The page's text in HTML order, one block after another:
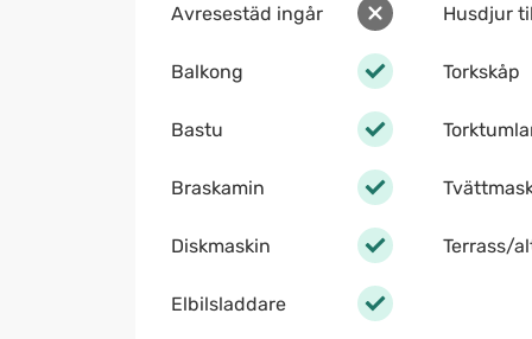
Avresestäd ingår
Balkong
Bastu
Braskamin
Diskmaskin
Elbilsladdare
Husdjur
Torkskåp
Terrass/